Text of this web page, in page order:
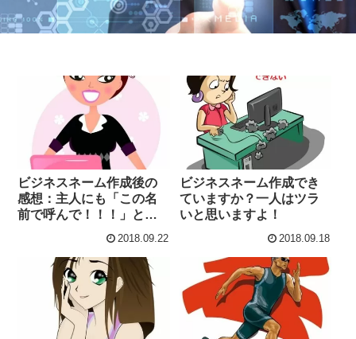
ビジネスネーム作成後の
感想：主人にも「この名
前で呼んで！！！」と、
貼って、呼んでもらって
います（笑）
2018.09.22
ビジネスネーム作成でき
ていますか？一人はツラ
いと思いますよ！
2018.09.18